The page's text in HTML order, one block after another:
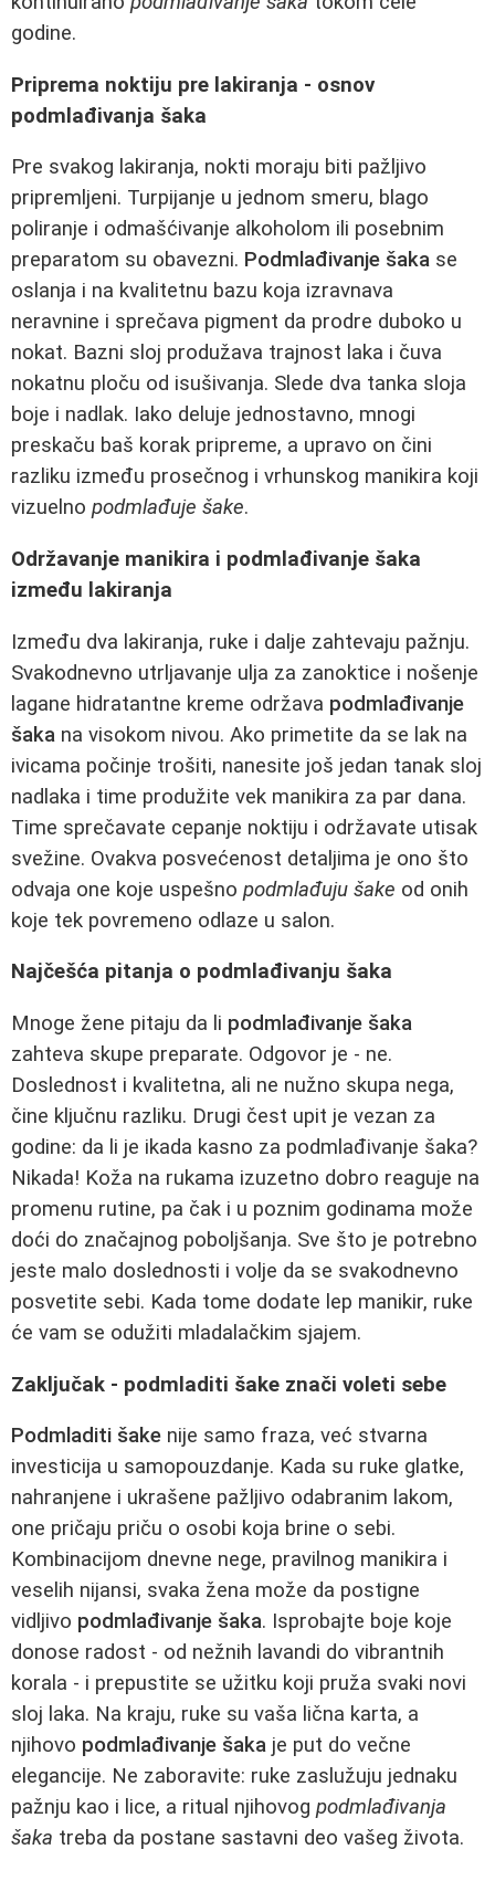
godine.
Priprema noktiju pre lakiranja - osnov
podmlađivanja šaka
Pre svakog lakiranja, nokti moraju biti pažljivo
pripremljeni. Turpijanje u jednom smeru, blago
poliranje i odmašćivanje alkoholom ili posebnim
preparatom su obavezni. Podmlađivanje šaka se
oslanja i na kvalitetnu bazu koja izravnava
neravnine i sprečava pigment da prodre duboko u
nokat. Bazni sloj produžava trajnost laka i čuva
nokatnu ploču od isušivanja. Slede dva tanka sloja
boje i nadlak. Iako deluje jednostavno, mnogi
preskaču baš korak pripreme, a upravo on čini
razliku između prosečnog i vrhunskog manikira koji
vizuelno podmlađuje šake.
Održavanje manikira i podmlađivanje šaka
između lakiranja
Između dva lakiranja, ruke i dalje zahtevaju pažnju.
Svakodnevno utrljavanje ulja za zanoktice i nošenje
lagane hidratantne kreme održava podmlađivanje
šaka na visokom nivou. Ako primetite da se lak na
ivicama počinje trošiti, nanesite još jedan tanak sloj
nadlaka i time produžite vek manikira za par dana.
Time sprečavate cepanje noktiju i održavate utisak
svežine. Ovakva posvećenost detaljima je ono što
odvaja one koje uspešno podmlađuju šake od onih
koje tek povremeno odlaze u salon.
Najčešća pitanja o podmlađivanju šaka
Mnoge žene pitaju da li podmlađivanje šaka
zahteva skupe preparate. Odgovor je - ne.
Doslednost i kvalitetna, ali ne nužno skupa nega,
čine ključnu razliku. Drugi čest upit je vezan za
godine: da li je ikada kasno za podmlađivanje šaka?
Nikada! Koža na rukama izuzetno dobro reaguje na
promenu rutine, pa čak i u poznim godinama može
doći do značajnog poboljšanja. Sve što je potrebno
jeste malo doslednosti i volje da se svakodnevno
posvetite sebi. Kada tome dodate lep manikir, ruke
će vam se odužiti mladalačkim sjajem.
Zaključak - podmladiti šake znači voleti sebe
Podmladiti šake nije samo fraza, već stvarna
investicija u samopouzdanje. Kada su ruke glatke,
nahranjene i ukrašene pažljivo odabranim lakom,
one pričaju priču o osobi koja brine o sebi.
Kombinacijom dnevne nege, pravilnog manikira i
veselih nijansi, svaka žena može da postigne
vidljivo podmlađivanje šaka. Isprobajte boje koje
donose radost - od nežnih lavandi do vibrantnih
korala - i prepustite se užitku koji pruža svaki novi
sloj laka. Na kraju, ruke su vaša lična karta, a
njihovo podmlađivanje šaka je put do večne
elegancije. Ne zaboravite: ruke zaslužuju jednaku
pažnju kao i lice, a ritual njihovog podmlađivanja
šaka treba da postane sastavni deo vašeg života.